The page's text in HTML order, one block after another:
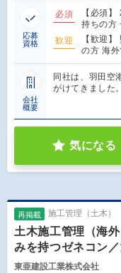
応募
資格
必須
【必須
持ちの方
歓迎
【歓迎
の方 海
会社
概要
同社は、羽田空
がけてきました
気になる
再掲載 施工管理（土木）
土木施工管理（海
みを持つゼネコン
東亜建設工業株式会社